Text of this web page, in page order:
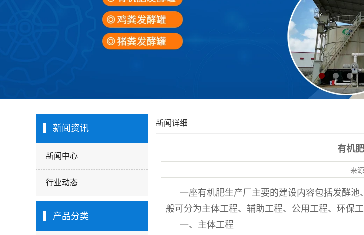
新闻资讯
新闻中心
行业动态
产品分类
新闻详细
有机
来
一座有机肥生产厂主要的建设内容包括发酵
般可分为主体工程、辅助工程、公用工程、环保工
一、主体工程